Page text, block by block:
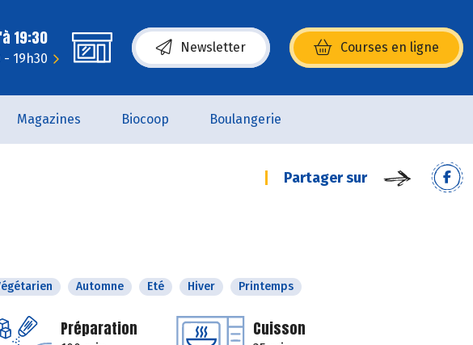
19:30
19h30
Newsletter Courses en ligne
(s’ouvre dans une nouvelle fenêtre)
Magazines Biocoop Boulangerie
Partager sur
Automne Eté Hiver Printemps
Préparation Cuisson